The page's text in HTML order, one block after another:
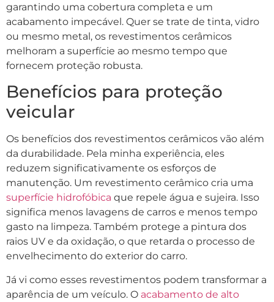
garantindo uma cobertura completa e um
acabamento impecável. Quer se trate de tinta, vidro
ou mesmo metal, os revestimentos cerâmicos
melhoram a superfície ao mesmo tempo que
fornecem proteção robusta.
Benefícios para proteção
veicular
Os benefícios dos revestimentos cerâmicos vão além
da durabilidade. Pela minha experiência, eles
reduzem significativamente os esforços de
manutenção. Um revestimento cerâmico cria uma
superfície hidrofóbica que repele água e sujeira. Isso
significa menos lavagens de carros e menos tempo
gasto na limpeza. Também protege a pintura dos
raios UV e da oxidação, o que retarda o processo de
envelhecimento do exterior do carro.
Já vi como esses revestimentos podem transformar a
aparência de um veículo. O acabamento de alto